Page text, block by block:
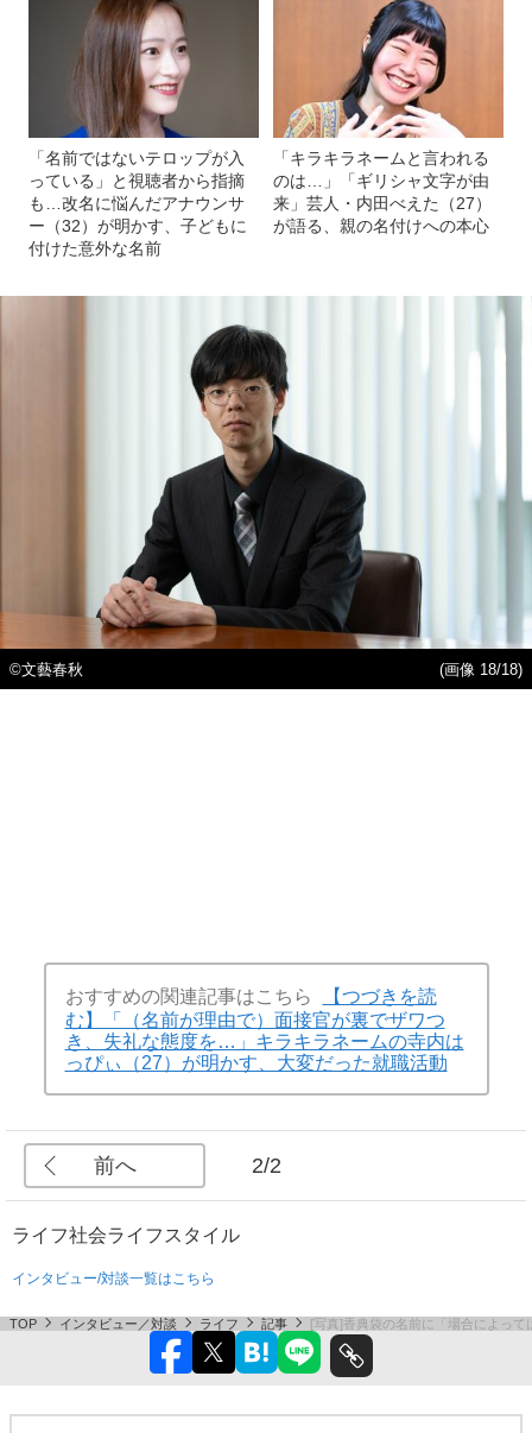
「名前ではないテロップが入
っている」と視聴者から指摘
も…改名に悩んだアナウンサ
ー（32）が明かす、子どもに
付けた意外な名前
「キラキラネームと言われる
のは…」「ギリシャ文字が由
来」芸人・内田べえた（27）
が語る、親の名付けへの本心
©︎文藝春秋 (画像 18/18)
おすすめの関連記事はこちら
【つづきを読
む】「（名前が理由で）面接官が裏でザワつ
き、失礼な態度を…」キラキラネームの寺内は
っぴぃ（27）が明かす、大変だった就職活動
前へ 2/2
ライフ社会ライフスタイル
インタビュー/対談一覧はこちら
TOP インタビュー／対談 ライフ 記事 [写真]香典袋の名前に「場合によっ